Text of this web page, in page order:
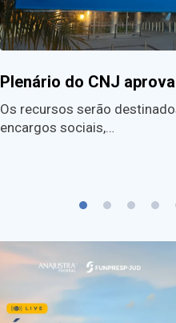
Plenário do CNJ
Os recursos serão
encargos sociais,…